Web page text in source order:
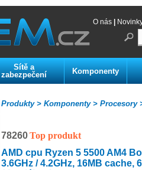
O nás
Sítě a
zabezpečení
Komponenty
Procesory
Komponenty >
Produkty >
78260Top produkt
AMD cpu Ryzen 5 5500 AM4
3.6GHz / 4.2GHz, 16MB cache,